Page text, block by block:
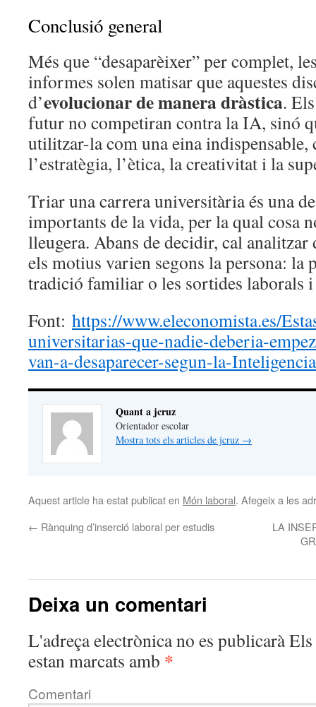
Conclusió general
Més que “desaparèixer” per complet,
informes solen matisar que aquestes
d’evolucionar de manera dràstica.
futur no competiran contra la IA, sinó
utilitzar-la com una eina indispensable,
l’estratègia, l’ètica, la creativitat i la
Triar una carrera universitària és una
importants de la vida, per la qual cosa
lleugera. Abans de decidir, cal
els motius varien segons la persona: la
tradició familiar o les sortides laborals
Font: https://www.eleconomista.es/
universitarias-que-nadie-deberia-
van-a-desaparecer-segun-la-
Quant a jcruz
Orientador escolar
Mostra tots els articles de jcruz →
Aquest article ha estat publicat en Món laboral. Afegeix a les
← Rànquing d’inserció laboral per estudis
LA
Deixa un comentari
L'adreça electrònica no es publicaràEls
estan marcats amb *
Comentari